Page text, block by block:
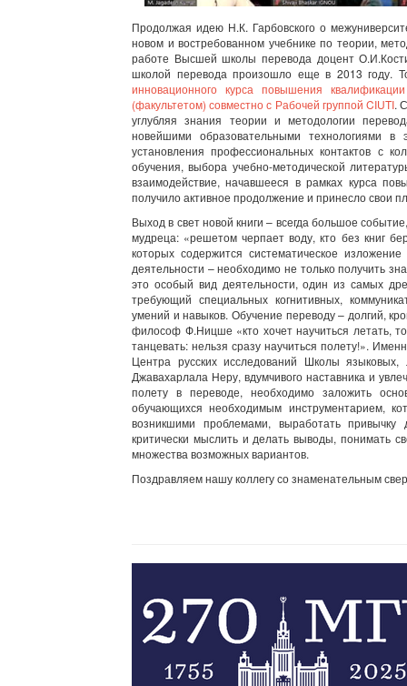
Продолжая идею Н.К. Гарбовского о
новом и востребованном учебнике по теории,
работе Высшей школы перевода доцент
школой перевода произошло еще в 2013 году.
инновационного курса повышения
(факультетом) совместно с Рабочей группой CIUTI.
углубляя знания теории и методологии
новейшими образовательными технологиями
установления профессиональных контактов с
обучения, выбора учебно-методической
взаимодействие, начавшееся в рамках курса
получило активное продолжение и принесло свои
Выход в свет новой книги – всегда большое
мудреца: «решетом черпает воду, кто без книг
которых содержится систематическое
деятельности – необходимо не только получить
это особый вид деятельности, один из самых
требующий специальных когнитивных,
умений и навыков. Обучение переводу – долгий,
философ Ф.Ницше «кто хочет научиться летать,
танцевать: нельзя сразу научиться полету!».
Центра русских исследований Школы языковых,
Джавахарлала Неру, вдумчивого наставника и
полету в переводе, необходимо заложить
обучающихся необходимым инструментарием,
возникшими проблемами, выработать привычку
критически мыслить и делать выводы, понимать
множества возможных вариантов.
Поздравляем нашу коллегу со знаменательным